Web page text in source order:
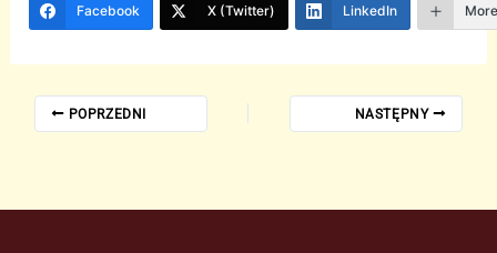
Facebook X (Twitter) LinkedIn
POPRZEDNI NASTĘPNY